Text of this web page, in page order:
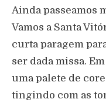
Ainda passeamos
Vamos a Santa
curta paragem
ser dada missa.
uma palete de
tingindo com as